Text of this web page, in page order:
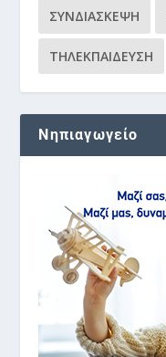
ΣΥΝΔΙΆΣΚΕΨΗ
ΤΗΛΕΚΠΑΊΔΕΥΣΗ
Νηπιαγωγείο